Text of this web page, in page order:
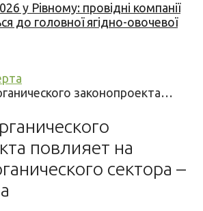
у Рівному: провідні компанії
до головної ягідно-овочевої
законопроекта…
повлияет на
сектора –